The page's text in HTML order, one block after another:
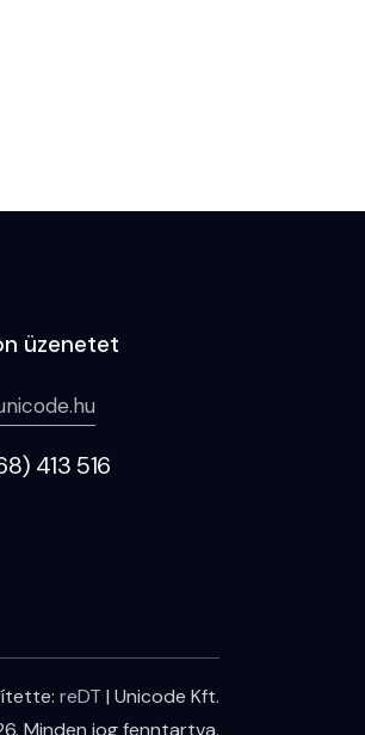
üzenetet
413 516
reDT | Unicode Kft.
Minden jog fenntartva.